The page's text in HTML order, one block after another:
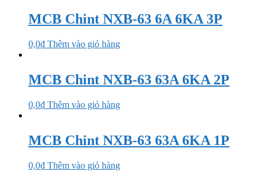
MCB Chint NXB-63 6A 6KA 3P
0,0₫ Thêm vào giỏ hàng
MCB Chint NXB-63 63A 6KA 2P
0,0₫ Thêm vào giỏ hàng
MCB Chint NXB-63 63A 6KA 1P
0,0₫ Thêm vào giỏ hàng